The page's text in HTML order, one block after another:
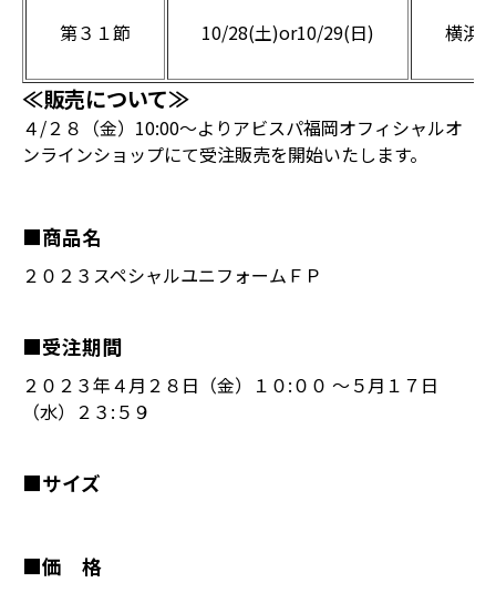
第３１節 10/28(土)or10/29(日) 横浜
≪販売について≫
４/２８（金）10:00～よりアビスパ福岡オフィシャルオ
ンラインショップにて受注販売を開始いたします。
■商品名
２０２３スペシャルユニフォームＦＰ
■受注期間
２０２３年４月２８日（金）１０:００ ～５月１７日
（水）２３:５９
■サイズ
■価 格